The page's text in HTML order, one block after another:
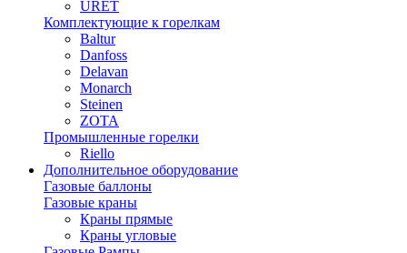
URET
Комплектующие к горелкам
Baltur
Danfoss
Delavan
Monarch
Steinen
ZOTA
Промышленные горелки
Riello
Дополнительное оборудование
Газовые баллоны
Газовые краны
Краны прямые
Краны угловые